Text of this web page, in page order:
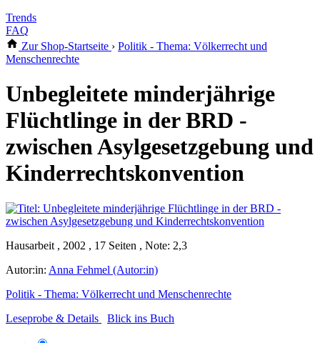
Trends
FAQ
Zur Shop-Startseite › Politik - Thema: Völkerrecht und
Menschenrechte
Unbegleitete minderjährige
Flüchtlinge in der BRD -
zwischen Asylgesetzgebung und
Kinderrechtskonvention
Hausarbeit , 2002 , 17 Seiten , Note: 2,3
Autor:in: Anna Fehmel (Autor:in)
Politik - Thema: Völkerrecht und Menschenrechte
Leseprobe & Details
Blick ins Buch